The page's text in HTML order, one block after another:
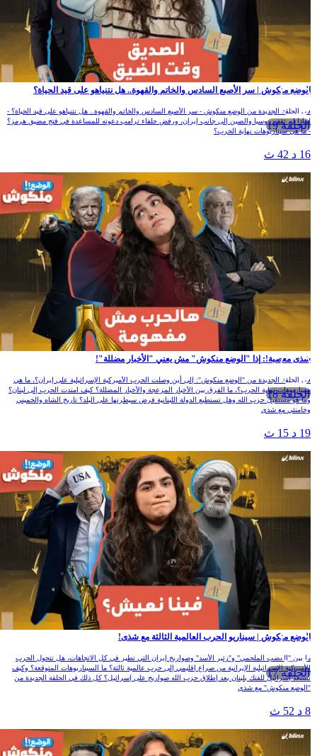
الحلقة 19
الوضع منكوش | سر الأصبع السادس والخاتم والقهوة.. هل نتنياهو على قيد الحياة؟
في الحلقة الجديدة من الوضع منكوش - سر الأصبع السادس والخاتم والقهوة.. هل نتنياهو على قيد الحياة؟ -
لماذا لم تقف روسيا والصين إلى جانب إيران، ورفض حلفاء ترامب دعوته للمساعدة في فتج مضيق هرمز؟
- ما هي سيناريوهات نهاية الحرب؟
16 د 42 ث
الحلقة 18
شذى معصبة!: إذا "الوضع منكوش" مش يعني "الأخبار مضللة"!
في الحلقة الجديدة من "الوضع منكوش": إلى أين وصلت الحرب الأميركية الإسرائيلية على إيران؟، ما هي
سيناريوهات نهاية الحرب؟، ما الفرق بين الأخبار المزعجة والأخبار المضللة؟ كيف امتدت الحرب إلى لبنان؟
وما هو مستقبل حزب الله وهل تستطيع الدولة اللبنانية فرض سيطرتها على البلد؟ تاريخ الشاه والخميني
وخامنئي مع شذى
19 د 15 ث
الحلقة 17
الوضع منكوش | سيناريو الحرب العالمية الثالثة مع شذى!
ما بين "الغضب الملحمي" و"زئير الأسد" وصواريخ إيران التي تطير في كل الاتجاهات، هل تتحول الحرب
الأميركية الإسرائيلية الإيرانية من صراع إقليمي إلى حرب عالمية ثالثة؟ ما السيناريوهات المتوقعة؟ وكيف
تستعد إسرائيل للفتك بلبنان بعد إطلاق حزب الله صواريخ على إسرائيل؟ كل ذلك في الحلقة الجديدة من
"الوضع منكوش" مع شذى